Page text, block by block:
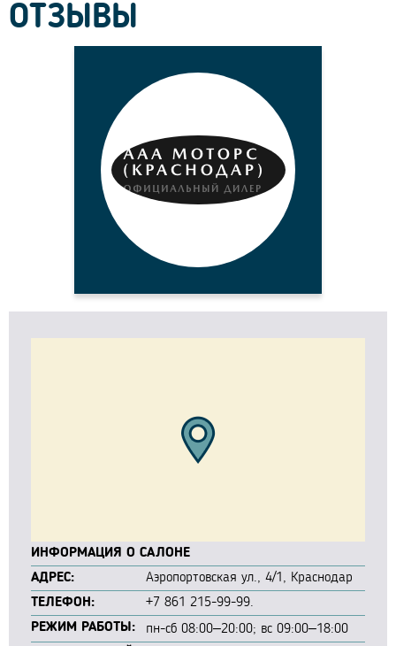
ОТЗЫВЫ
ИНФОРМАЦИЯ О САЛОНЕ
АДРЕС:
Аэропортовская ул., 4/1, Краснодар
ТЕЛЕФОН:
+7 861 215-99-99.
РЕЖИМ РАБОТЫ:
пн-сб 08:00–20:00; вс 09:00–18:00